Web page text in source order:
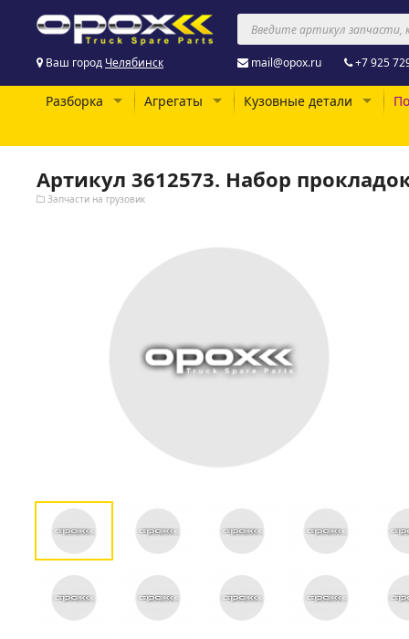
Ваш город Челябинск mail@opox.ru +7 925
Разборка Агрегаты Кузовные детали
Артикул 3612573. Набор
Запчасти на грузовик